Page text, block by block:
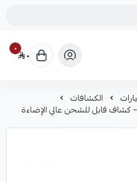
٠ ٠
الكشافات